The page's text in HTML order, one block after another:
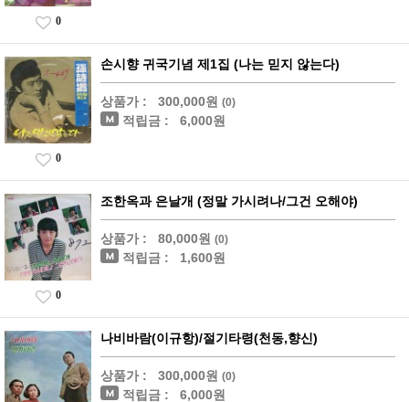
0
손시향 귀국기념 제1집 (나는 믿지 않는다)
상품가 : 300,000원 (0)
적립금 : 6,000원
0
조한옥과 은날개 (정말 가시려나/그건 오해야)
상품가 : 80,000원 (0)
적립금 : 1,600원
0
나비바람(이규항)/절기타령(천동,향신)
상품가 : 300,000원 (0)
적립금 : 6,000원